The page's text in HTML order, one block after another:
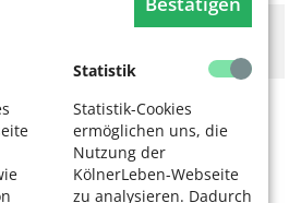
Statistik
Statistik-Cookies
ermöglichen uns, die
Nutzung der
KölnerLeben-Webseite
zu analysieren. Dadurch
stehen, mit der wir uns
2026